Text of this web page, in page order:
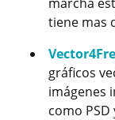
tiene mas
gráficos
imágenes
como PSD